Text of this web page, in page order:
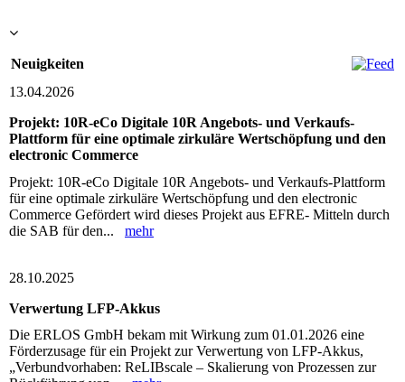
Neuigkeiten
13.04.2026
Projekt: 10R-eCo Digitale 10R Angebots- und Verkaufs-
Plattform für eine optimale zirkuläre Wertschöpfung und den
electronic Commerce
Projekt: 10R-eCo Digitale 10R Angebots- und Verkaufs-Plattform
für eine optimale zirkuläre Wertschöpfung und den electronic
Commerce Gefördert wird dieses Projekt aus EFRE- Mitteln durch
die SAB für den... mehr
28.10.2025
Verwertung LFP-Akkus
Die ERLOS GmbH bekam mit Wirkung zum 01.01.2026 eine
Förderzusage für ein Projekt zur Verwertung von LFP-Akkus,
„Verbundvorhaben: ReLIBscale – Skalierung von Prozessen zur